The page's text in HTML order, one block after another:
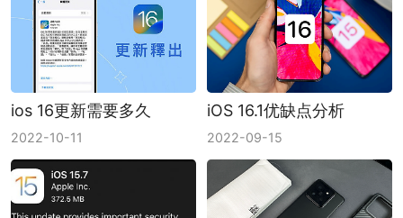
ios 16更新需要多久
2022-10-11
iOS 16.1优缺点分析
2022-09-15